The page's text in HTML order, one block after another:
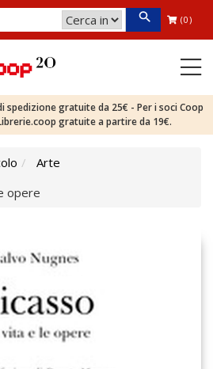
(0)
spedizione gratuite da 25€ - Per i soci Coop
gratuite a partire da 19€.
Arte
opere